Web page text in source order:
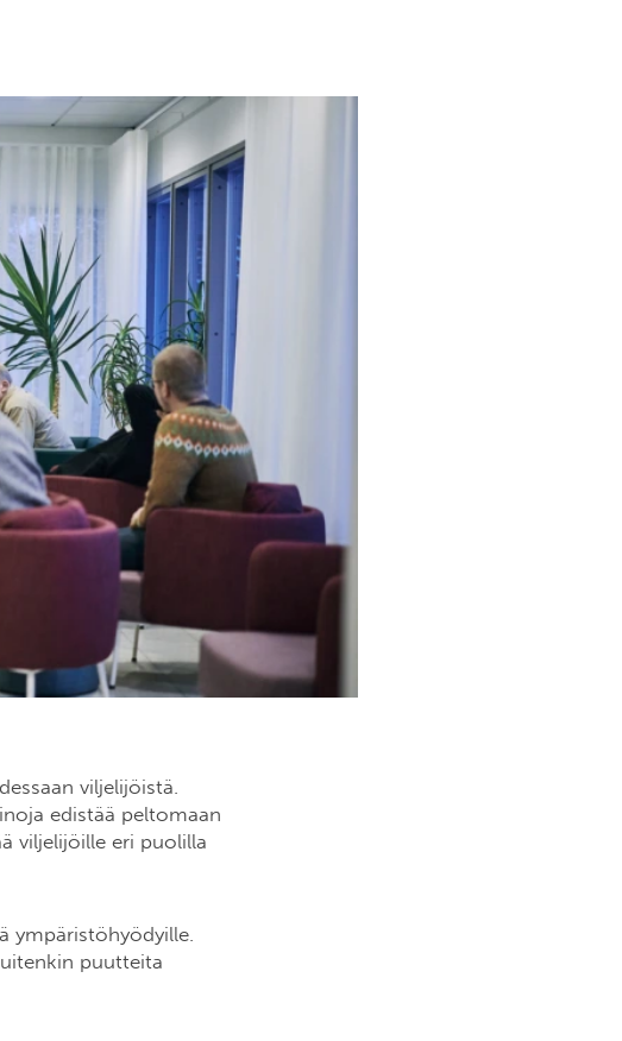
viljelijöistä.
edistää peltomaan
viljelijöille eri puolilla
ympäristöhyödyille.
puutteita